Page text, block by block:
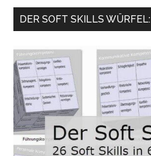
...
DER SOFT SKILLS WÜRFEL: